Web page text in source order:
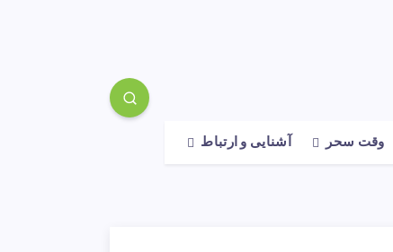
وقت سحر آشنایی و ارتباط